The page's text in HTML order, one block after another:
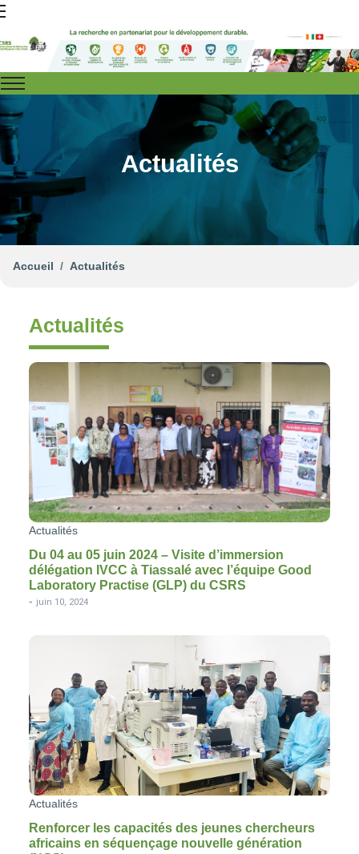
Actualités
Accueil Actualités
Actualités
Actualités
Du 04 au 05 juin 2024 – Visite d’immersion
délégation IVCC à Tiassalé avec l’équipe Good
Laboratory Practise (GLP) du CSRS
- juin 10, 2024
Actualités
Renforcer les capacités des jeunes chercheurs
africains en séquençage nouvelle génération